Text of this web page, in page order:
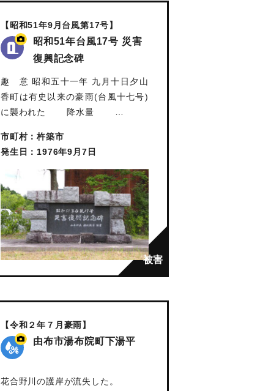
【昭和51年9月台風第17号】
昭和51年台風17号 災害
復興記念碑
趣 意 昭和五十一年 九月十日夕山
香町は有史以来の豪雨(台風十七号)
に襲われた 降水量 …
市町村：杵築市
発生日：1976年9月7日
【令和２年７月豪雨】
由布市湯布院町下湯平
花合野川の護岸が流失した。